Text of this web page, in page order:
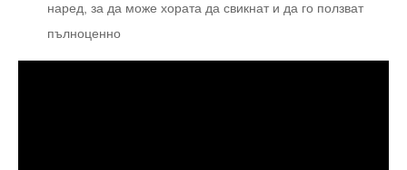
наред, за да може хората да свикнат и да го ползват
пълноценно